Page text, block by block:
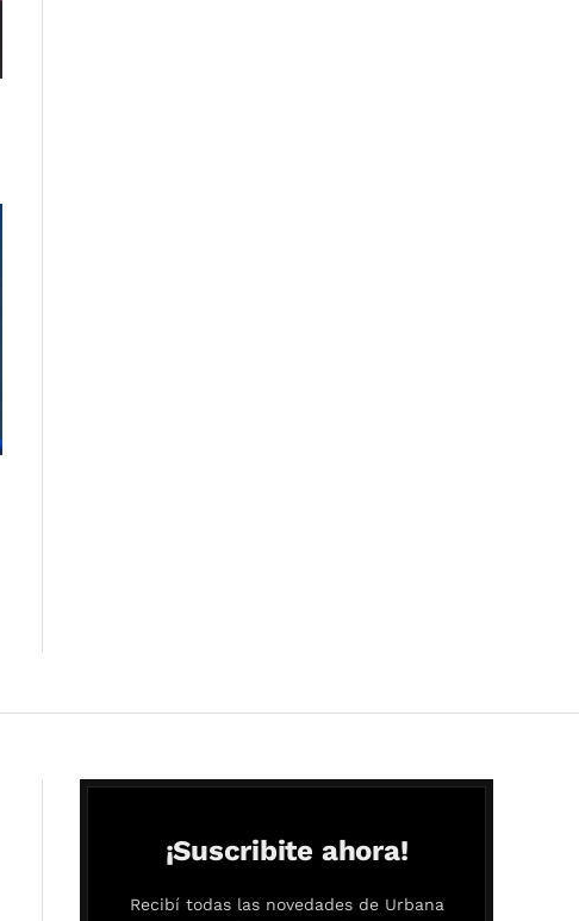
¡Suscribite ahora!
Recibí todas las novedades de Urbana